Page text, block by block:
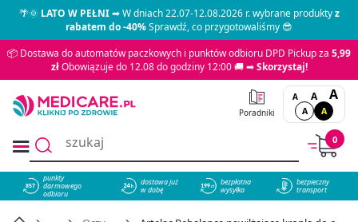
🌴🌞LATO W PEŁNI➡ W dniach 22.07-12.08.2026 r. wybrane produktyz
rabatem do -40%Sprawdź, co przygotowaliśmy 😎
📦 Dostawa do automatów paczkowych i punktów odbioru DPD Pickup za 5,99
złObowiązuje do 12.08 do godziny 12:00 🚚 ➡Skorzystaj!
Poradniki
A A A
A A
0
857
punkty
darmowego
odbioru
dostawa już
w dobę
bezpłatna
wysyłka
bezpieczny
transport